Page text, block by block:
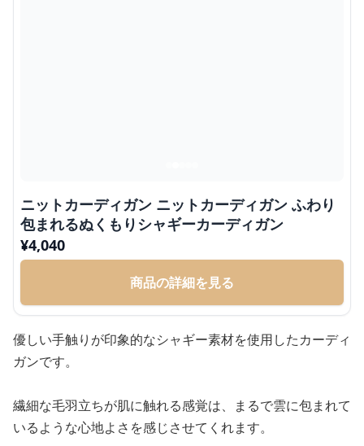
ニットカーディガン ニットカーディガン ふわり
包まれるぬくもりシャギーカーディガン
¥4,040
商品の詳細を見る
優しい手触りが印象的なシャギー素材を使用したカーディ
ガンです。
繊細な毛羽立ちが肌に触れる感覚は、まるで雲に包まれて
いるような心地よさを感じさせてくれます。